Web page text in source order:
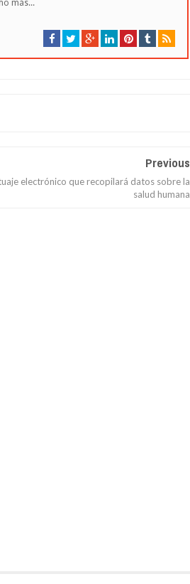
más...
Previous
electrónico que recopilará datos sobre la
salud humana